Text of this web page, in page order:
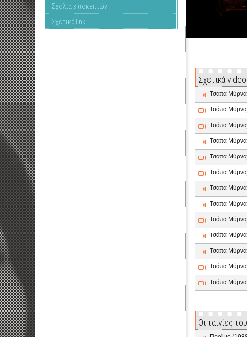
Σχόλια επισκεπτών
Σχετικά link
Σχετικά
Τσάπα
Τσάπα
Τσάπα
Τσάπα
Τσάπα
Τσάπα
Τσάπα
Τσάπα
Τσάπα
Τσάπα
Τσάπα
Τσάπα
Τσάπα
Οι ταινίες